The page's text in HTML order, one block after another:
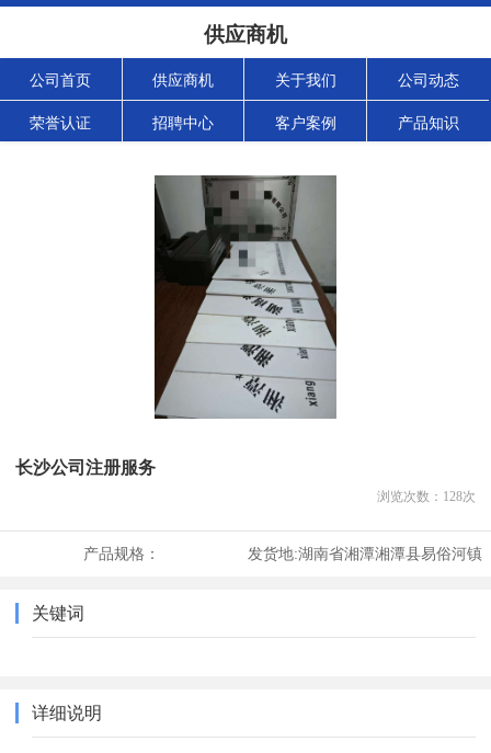
供应商机
公司首页 供应商机 关于我们 公司动态
荣誉认证 招聘中心 客户案例 产品知识
长沙公司注册服务
浏览次数： 128次
产品规格： 发货地:湖南省湘潭湘潭县易俗河镇
关键词
详细说明